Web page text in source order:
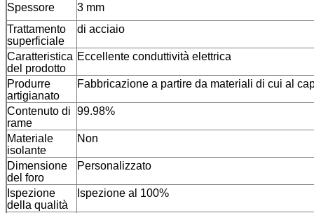
Spessore
3 mm
Trattamento
superficiale
di acciaio
Caratteristica
del prodotto
Eccellente conduttività elettrica
Produrre
artigianato
Fabbricazione a partire da materiali di cui al
Contenuto di
rame
99.98%
Materiale
isolante
Non
Dimensione
del foro
Personalizzato
Ispezione
della qualità
Ispezione al 100%